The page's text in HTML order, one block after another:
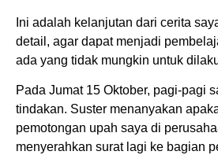
Ini adalah kelanjutan dari cerita
detail, agar dapat menjadi
ada yang tidak mungkin untuk
Pada Jumat 15 Oktober, pagi-pagi
tindakan. Suster menanyakan
pemotongan upah saya di
menyerahkan surat lagi ke bagian